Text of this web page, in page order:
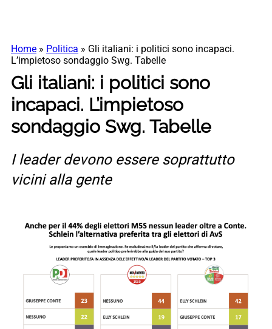
Home » Politica » Gli italiani: i politici sono incapaci.
L’impietoso sondaggio Swg. Tabelle
Gli italiani: i politici sono
incapaci. L’impietoso
sondaggio Swg. Tabelle
I leader devono essere soprattutto
vicini alla gente